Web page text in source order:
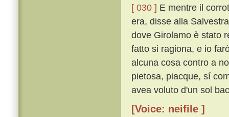
[ 030 ] E mentre il
era, disse alla
dove Girolamo è stato
fatto si ragiona, e io
alcuna cosa contro a
pietosa, piacque, sí
avea voluto d'un sol
[Voice: neifile ]